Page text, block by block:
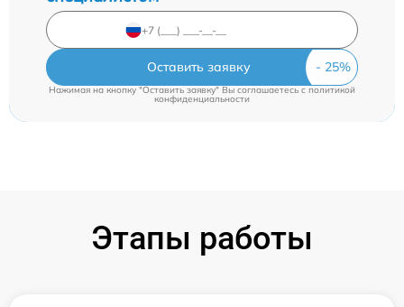
Оставить заявку
Нажимая на кнопку "Оставить заявку" Вы соглашаетесь cполитикой
конфиденциальности
Этапы работы